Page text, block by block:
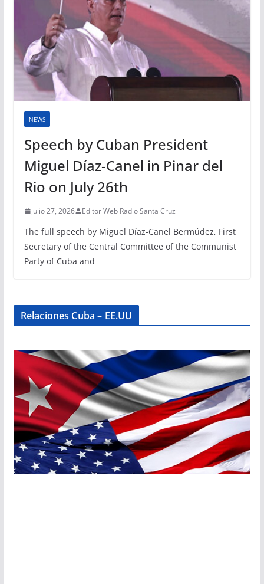
NEWS
Speech by Cuban President
Miguel Díaz-Canel in Pinar del
Rio on July 26th
julio 27, 2026 Editor Web Radio Santa Cruz
The full speech by Miguel Díaz-Canel Bermúdez, First
Secretary of the Central Committee of the Communist
Party of Cuba and
Relaciones Cuba – EE.UU